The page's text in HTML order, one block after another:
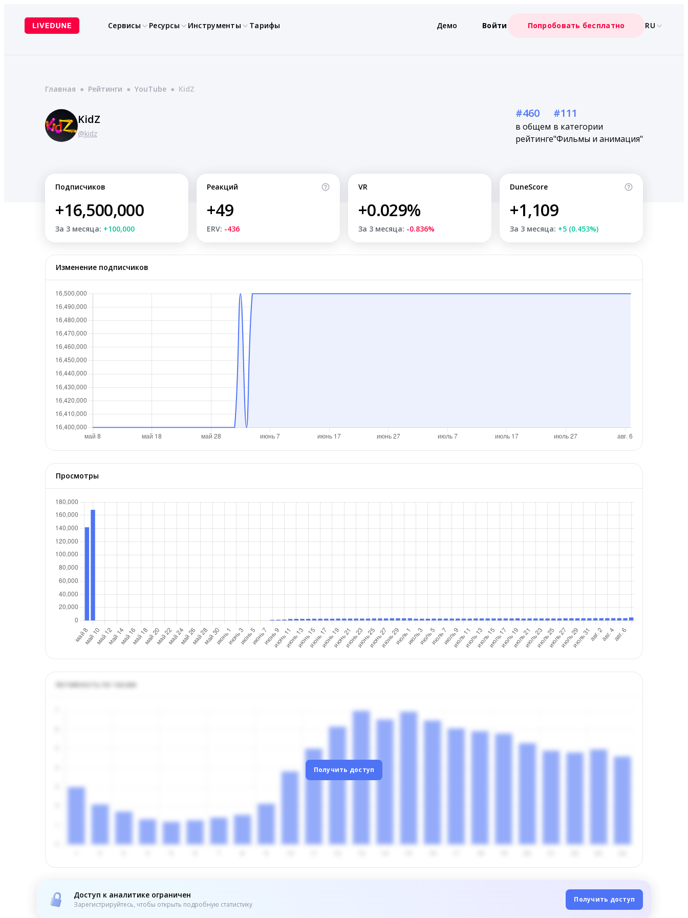
содержимому
Сервисы Ресурсы Инструменты Тарифы Демо Войти Попробовать бесплатно RU
Главная ● Рейтинги ● YouTube ● KidZ
KidZ
@kidz
#460
в общем
рейтинге
#111
в категории
"Фильмы и анимация"
Подписчиков
+16,500,000
За 3 месяца: +100,000
Реакций
+49
ERV: -436
VR
+0.029%
За 3 месяца: -0.836%
DuneScore
+1,109
За 3 месяца: +5 (0.453%)
Изменение подписчиков
Просмотры
Активность по часам
Получить доступ
Доступ к аналитике ограничен
Зарегистрируйтесь, чтобы открыть подробную статистику
Получить доступ